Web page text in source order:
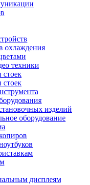
охлаждения
техники
стоек
стоек
изделий
оборудование
дисплеям